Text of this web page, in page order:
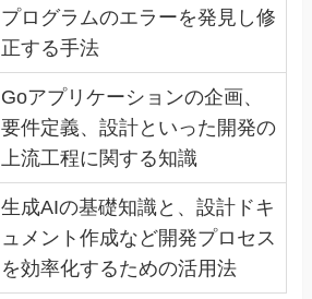
プログラムのエラーを発見し修
正する手法
Goアプリケーションの企画、
要件定義、設計といった開発の
上流工程に関する知識
生成AIの基礎知識と、設計ドキ
ュメント作成など開発プロセス
を効率化するための活用法